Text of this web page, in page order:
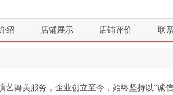
绍 店铺展示 店铺评价 联
艺舞美服务，企业创立至今，始终坚持以“诚